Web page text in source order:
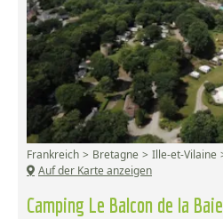
Camping Le Balcon de la Baie
Frankreich Bretagne Ille-et-Vilaine
Auf der Karte anzeigen